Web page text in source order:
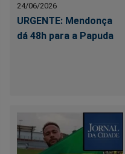
24/06/2026
URGENTE: Mendonça
dá 48h para a Papuda